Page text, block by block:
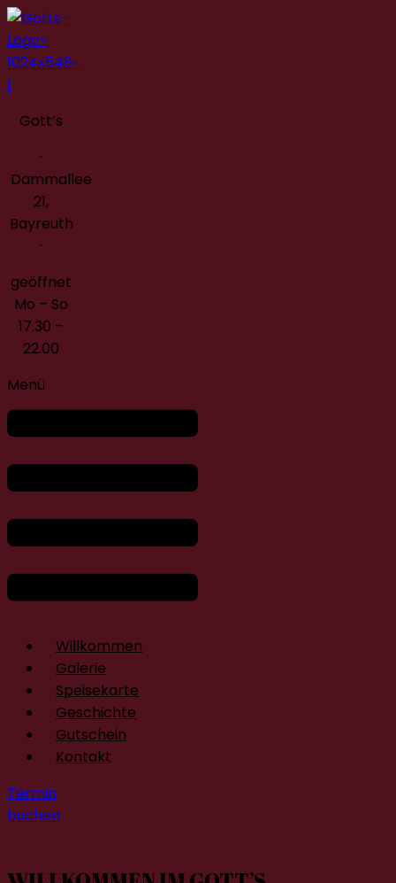
Gott’s
·
Dammallee
21,
Bayreuth
·
geöffnet
Mo – So
17.30 –
22.00
Menü
Willkommen
Galerie
Speisekarte
Geschichte
Gutschein
Kontakt
Termin
buchen